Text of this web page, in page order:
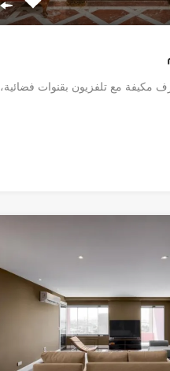
مكيفة مع تلفزيون بقنوات فضائية،